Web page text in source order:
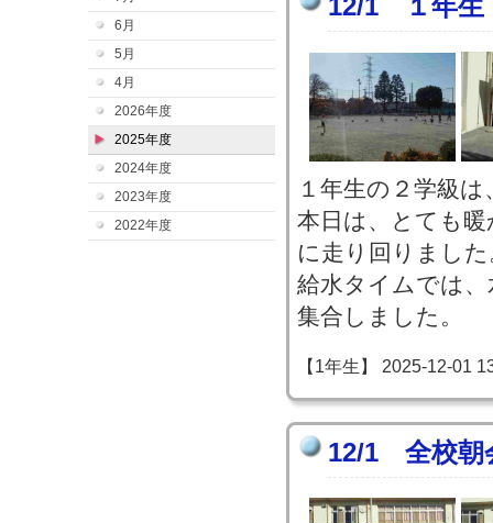
6月
5月
4月
2026年度
2025年度
2024年度
2023年度
2022年度
12/1 １年
１年生の２学級
本日は、とても
に走り回りました
給水タイムでは
集合しました。
【1年生】 2025-12-01
12/1 全校朝